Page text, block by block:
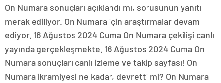
On Numara sonuçları açıklandı mı, sorusunun yanıtı
merak ediliyor. On Numara için araştırmalar devam
ediyor. 16 Ağustos 2024 Cuma On Numara çekilişi canlı
yayında gerçekleşmekte. 16 Ağustos 2024 Cuma On
Numara sonuçları canlı izleme ve takip sayfası! On
Numara ikramiyesi ne kadar, devretti mi? On Numara